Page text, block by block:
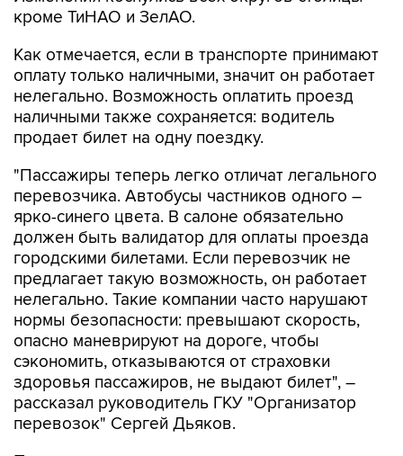
кроме ТиНАО и ЗелАО.
Как отмечается, если в транспорте принимают
оплату только наличными, значит он работает
нелегально. Возможность оплатить проезд
наличными также сохраняется: водитель
продает билет на одну поездку.
"Пассажиры теперь легко отличат легального
перевозчика. Автобусы частников одного –
ярко-синего цвета. В салоне обязательно
должен быть валидатор для оплаты проезда
городскими билетами. Если перевозчик не
предлагает такую возможность, он работает
нелегально. Такие компании часто нарушают
нормы безопасности: превышают скорость,
опасно маневрируют на дороге, чтобы
сэкономить, отказываются от страховки
здоровья пассажиров, не выдают билет", –
рассказал руководитель ГКУ "Организатор
перевозок" Сергей Дьяков.